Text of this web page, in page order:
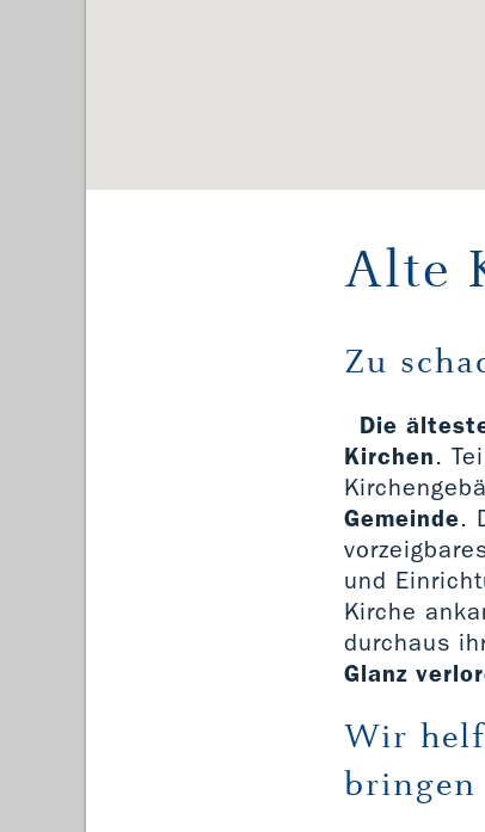
Alte
Zu
Die
Kirchen.
Gemeinde.
und
Kirche
durchaus
Glanz
Wir
bringen